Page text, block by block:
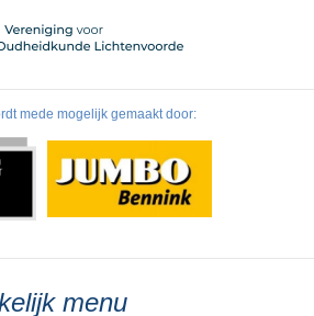
mede mogelijk gemaakt door:
menu